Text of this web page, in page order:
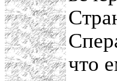
что